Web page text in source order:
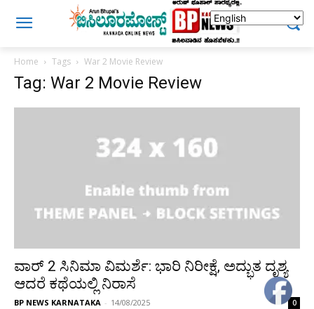
Home Tags War 2 Movie Review
Tag: War 2 Movie Review
ವಾರ್ 2 ಸಿನಿಮಾ ವಿಮರ್ಶೆ: ಭಾರಿ ನಿರೀಕ್ಷೆ, ಅದ್ಭುತ ದೃಶ್ಯ
ಆದರೆ ಕಥೆಯಲ್ಲಿ ನಿರಾಸೆ
BP NEWS KARNATAKA - 14/08/2025 0